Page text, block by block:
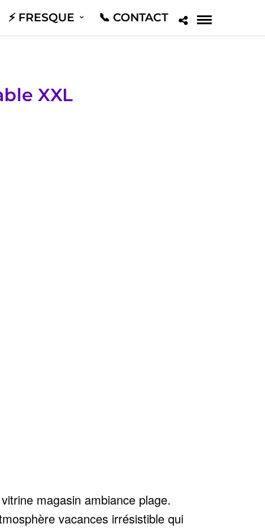
⚡️ FRESQUE 📞 CONTACT
XXL
magasin ambiance plage.
vacances irrésistible qui